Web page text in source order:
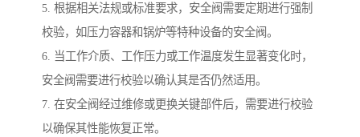
5. 根据相关法规或标准要求，安全阀需要定期进行强制
校验，如压力容器和锅炉等特种设备的安全阀。
6. 当工作介质、工作压力或工作温度发生显著变化时，
安全阀需要进行校验以确认其是否仍然适用。
7. 在安全阀经过维修或更换关键部件后，需要进行校验
以确保其性能恢复正常。